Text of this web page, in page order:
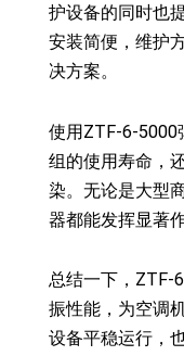
护设备的同时也
安装简便，维护
决方案。
使用ZTF-6-5000
组的使用寿命，
染。无论是大型
器都能发挥显著作
总结一下，ZTF-
振性能，为空调
设备平稳运行，